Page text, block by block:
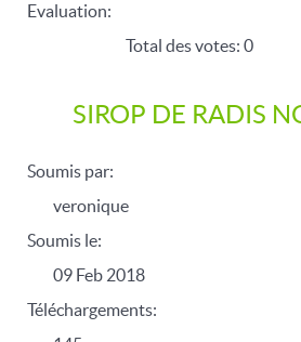
Evaluation:
Total des votes: 0
SIROP DE RADIS
Soumis par:
veronique
Soumis le:
09 Feb 2018
Téléchargements: